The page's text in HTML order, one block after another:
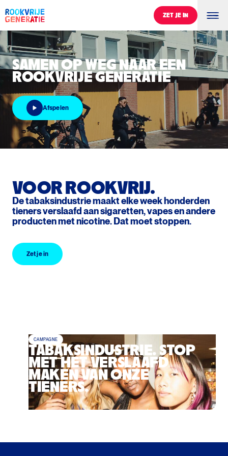
ZET JE IN
ZET JE IN
0 %
Samen op weg naar een Rookvrije Generatie
SAMEN OPWEGNAAREEN
ROOKVRIJEGENERATIE
Afspelen
Afspelen
VOOR ROOKVRIJ.
De tabaksindustrie maakt elke week honderden
tieners verslaafd aan sigaretten, vapes en andere
producten met nicotine. Dat moet stoppen.
Zet je in
Zet je in
CAMPAGNE
TABAKSINDUSTRIE. STOP
MET HET VERSLAAFD
MAKEN VAN ONZE
TIENERS.